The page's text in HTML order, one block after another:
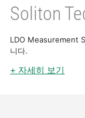
Soliton
LDO Measurement
니다.
+ 자세히 보기